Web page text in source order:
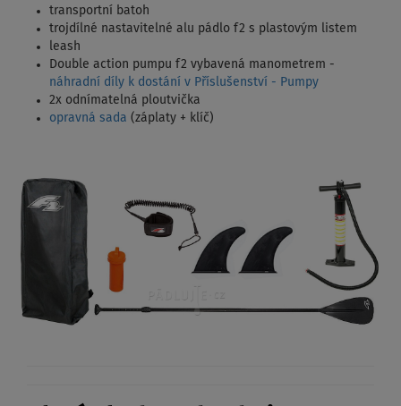
transportní batoh
trojdílné nastavitelné alu pádlo f2 s plastovým listem
leash
Double action pumpu f2 vybavená manometrem -
náhradní díly k dostání v Příslušenství - Pumpy
2x odnímatelná ploutvička
opravná sada (záplaty + klíč)